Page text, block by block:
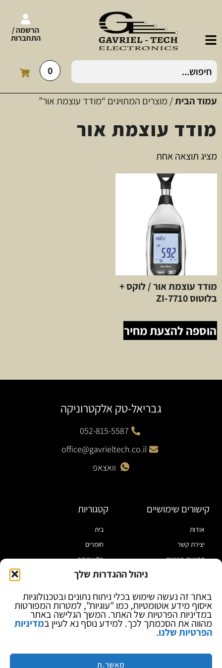
ניהול ההגדרות שלך
באתר זה נעשה שימוש בכלי ניתוח נתונים ובטכנולוגיות
איסוף מידע אוטומטיות, כמו "עוגיות", למטרות המפורטות
במדיניות הפרטיות של האתר. המשך הגלישה באתר
מהווה את הסכמתך לכך. למידע נוסף נא לעיין במדיניות
הפרטיות שלנו.
מאשר.ת
הרשמה /
התחברות
0
עמוד הבית/ מוצרים המתויגים “מודד עוצמת אור”
מודד עוצמת אור
מציג תוצאה אחת
מודד עוצמת אור / לוקס +
בלוטוס ZI-7710
הוספה להצעת מחיר
גבריאל-טק אלקטרוניקה
052-815-5587
office@gavrieltech.co.il
וואצאפ
קישורים שימושיים
אודות
יצירת קשר
מדיניות פרטיות
בלוג
קטגוריות
בית
חומרים
כלי עבודה
מוצרי הלחמה
ספקי כח ומודדים
ציוד אופטי להגדלה
מותגים